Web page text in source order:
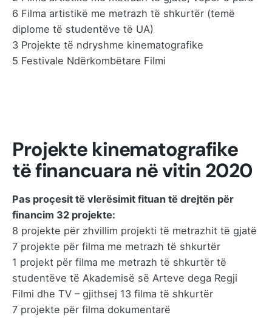
6 Filma artistikë me metrazh të shkurtër (temë
diplome të studentëve të UA)
3 Projekte të ndryshme kinematografike
5 Festivale Ndërkombëtare Filmi
Projekte kinematografike
të financuara në vitin 2020
Pas proçesit të vlerësimit fituan të drejtën për
financim 32 projekte:
8 projekte për zhvillim projekti të metrazhit të gjatë
7 projekte për filma me metrazh të shkurtër
1 projekt për filma me metrazh të shkurtër të
studentëve të Akademisë së Arteve dega Regji
Filmi dhe TV – gjithsej 13 filma të shkurtër
7 projekte për filma dokumentarë